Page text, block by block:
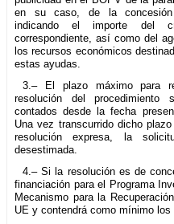
en su caso, de la concesión
indicando el importe del
correspondiente, así como del
los recursos económicos
estas ayudas.
3.– El plazo máximo para
resolución del procedimiento
contados desde la fecha
Una vez transcurrido dicho
resolución expresa, la
desestimada.
4.– Si la resolución es de
financiación para el Programa
Mecanismo para la
UE y contendrá como mínimo